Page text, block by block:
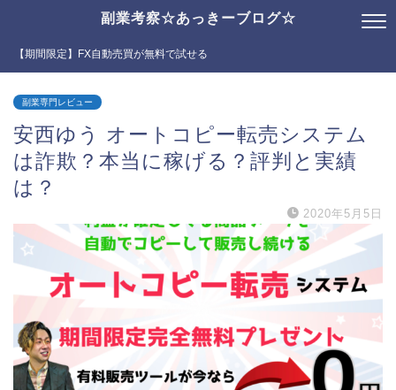
副業考察☆あっきーブログ☆
【期間限定】FX自動売買が無料で試せる
副業専門レビュー
安西ゆう オートコピー転売システム
は詐欺？本当に稼げる？評判と実績
は？
2020年5月5日